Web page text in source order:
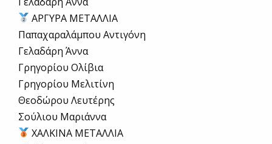
ΑΡΓΥΡΑ ΜΕΤΑΛΛΙΑ
Παπαχαραλάμπου Αντιγόνη
Γελαδάρη Άννα
Γρηγορίου Ολίβια
Γρηγορίου Μελιτίνη
Θεοδώρου Λευτέρης
Σούλιου Μαριάννα
ΧΑΛΚΙΝΑ ΜΕΤΑΛΛΙΑ